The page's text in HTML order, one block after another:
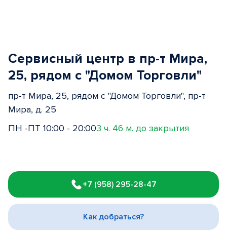
Сервисный центр в пр-т Мира,
25, рядом с "Домом Торговли"
пр-т Мира, 25, рядом с "Домом Торговли", пр-т
Мира, д. 25
ПН -ПТ 10:00 - 20:003 ч. 46 м. до закрытия
1
of
3
+7 (958) 295-28-47
Как добраться?